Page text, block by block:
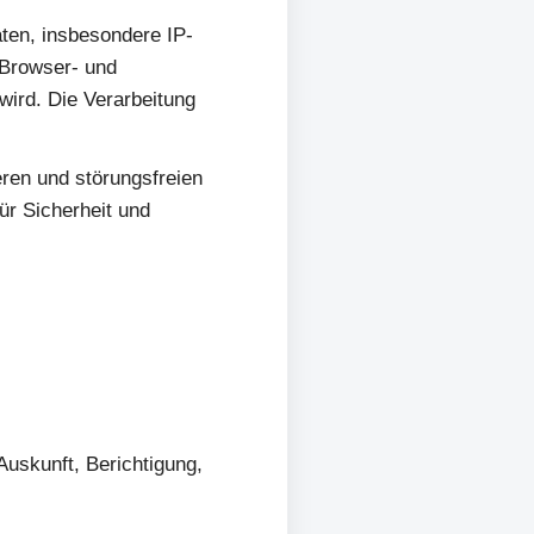
insbesondere IP-
und
Die Verarbeitung
und störungsfreien
Sicherheit und
Berichtigung,